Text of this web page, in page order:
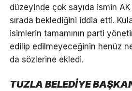
düzeyinde çok sayıda ismin
sırada beklediğini iddia etti.
isimlerin tamamının parti
edilip edilmeyeceğinin henüz
da sözlerine ekledi.
TUZLA BELEDİYE